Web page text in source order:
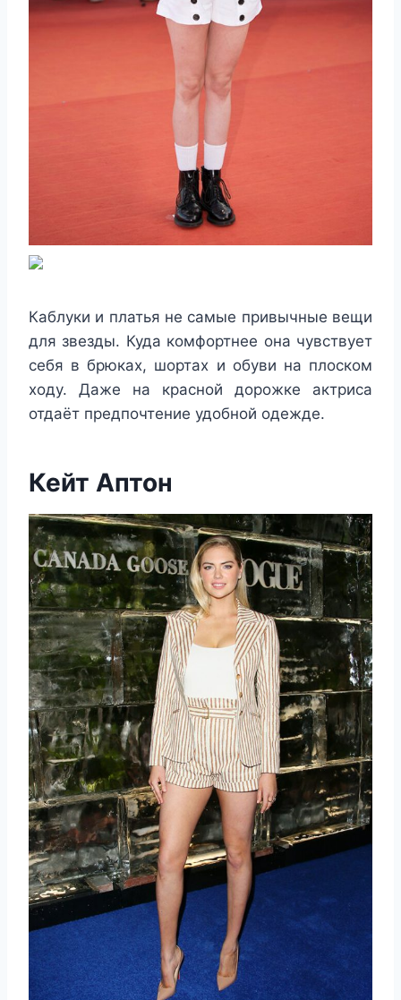
Каблуки и платья не самые привычные вещи
для звезды. Куда комфортнее она чувствует
себя в брюках, шортах и обуви на плоском
ходу. Даже на красной дорожке актриса
отдаёт предпочтение удобной одежде.
Кейт Аптон